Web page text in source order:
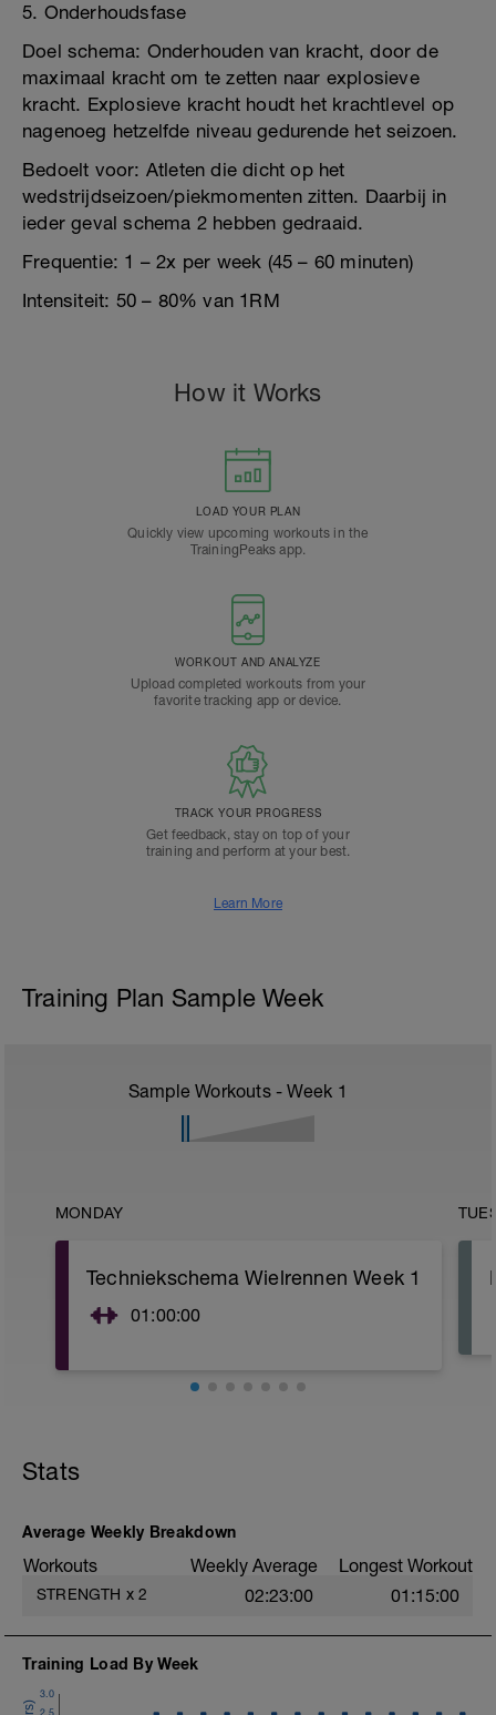
5. Onderhoudsfase
Doel schema: Onderhouden van kracht, door de
maximaal kracht om te zetten naar explosieve
kracht. Explosieve kracht houdt het krachtlevel op
nagenoeg hetzelfde niveau gedurende het seizoen.
Bedoelt voor: Atleten die dicht op het
wedstrijdseizoen/piekmomenten zitten. Daarbij in
ieder geval schema 2 hebben gedraaid.
Frequentie: 1 – 2x per week (45 – 60 minuten)
Intensiteit: 50 – 80% van 1RM
How it Works
LOAD YOUR PLAN
Quickly view upcoming workouts in the
TrainingPeaks app.
WORKOUT AND ANALYZE
Upload completed workouts from your
favorite tracking app or device.
TRACK YOUR PROGRESS
Get feedback, stay on top of your
training and perform at your best.
Learn More
Training Plan Sample Week
Sample Workouts - Week 1
MONDAY
Techniekschema Wielrennen Week 1
01:00:00
Stats
Average Weekly Breakdown
Workouts Weekly Average Longest Workout
STRENGTH x 2 02:23:00 01:15:00
Training Load By Week
2.5
3.0